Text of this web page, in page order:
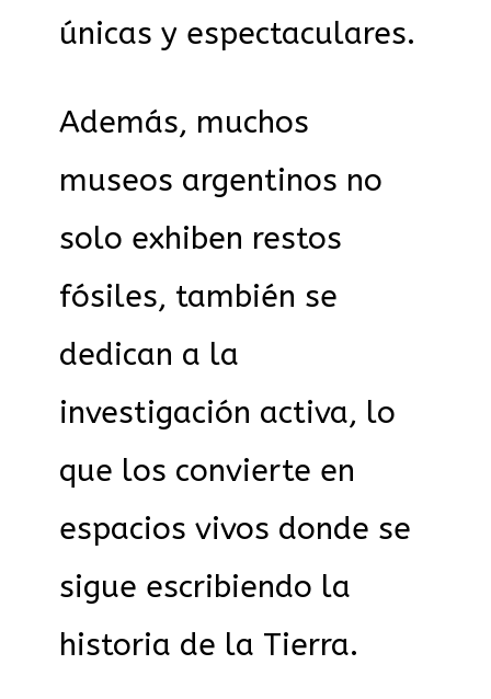
únicas y espectaculares.
Además, muchos
museos argentinos no
solo exhiben restos
fósiles, también se
dedican a la
investigación activa, lo
que los convierte en
espacios vivos donde se
sigue escribiendo la
historia de la Tierra.